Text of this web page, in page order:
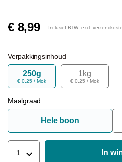
€ 8,99 Inclusief BTW. excl.
Verpakkingsinhoud
250g
€ 0,25 / Mok
1kg
€ 0,25 / Mok
Maalgraad
Hele boon
1 In